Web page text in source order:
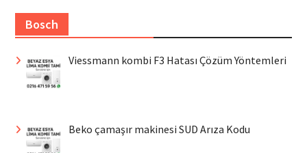
Bosch
Viessmann kombi F3 Hatası Çözüm Yöntemleri
Beko çamaşır makinesi SUD Arıza Kodu